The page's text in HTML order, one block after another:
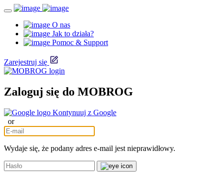
O nas
Jak to działa?
Pomoc & Support
Zarejestruj się
Zaloguj się do MOBROG
Kontynuuj z Google
or
Wydaje się, że podany adres e-mail jest nieprawidłowy.